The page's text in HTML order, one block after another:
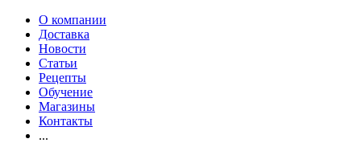
О компании
Доставка
Новости
Статьи
Рецепты
Обучение
Магазины
Контакты
...